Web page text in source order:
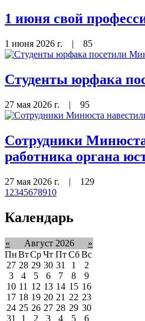
1 июня свой
1 июня 2026 г. | 85
Студенты юрфака
27 мая 2026 г. | 95
Сотрудники
работника органа
27 мая 2026 г. | 129
1 2345678910
Календарь
« Август 2026
»
ПнВтСрЧт Пт Сб Вс
27 28 29 30 31 1
2
3
4 5 6 7 8
9
10 11 12 13 14 15 16
17 18 19 20 21 22 23
24 25 26 27 28 29 30
31
1 2 3 4 5 6